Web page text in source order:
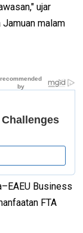
ujar
malam
Business
FTA